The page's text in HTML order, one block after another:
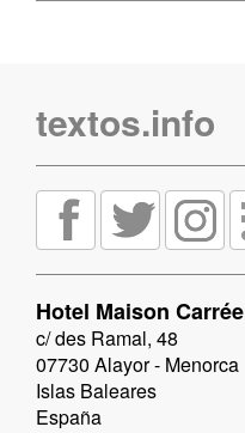
textos.info
Hotel Maison Carrée
c/ des Ramal, 48
07730 Alayor - Menorca
Islas Baleares
España